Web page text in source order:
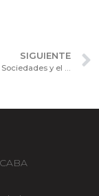
SIGUIENTE
La Cámara de Sociedades y el Consejo Profesional de Ciencias Económicas de CABA suscribieron un Convenio Marco de Cooperación Institucional